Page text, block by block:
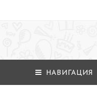
НАВИГАЦИЯ